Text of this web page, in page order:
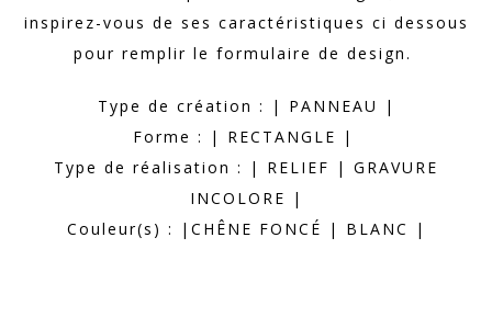
inspirez-vous de ses caractéristiques ci dessous
pour remplir le formulaire de design.
Type de création : | PANNEAU |
Forme : | RECTANGLE |
Type de réalisation : | RELIEF | GRAVURE
INCOLORE |
Couleur(s) : |CHÊNE FONCÉ | BLANC |